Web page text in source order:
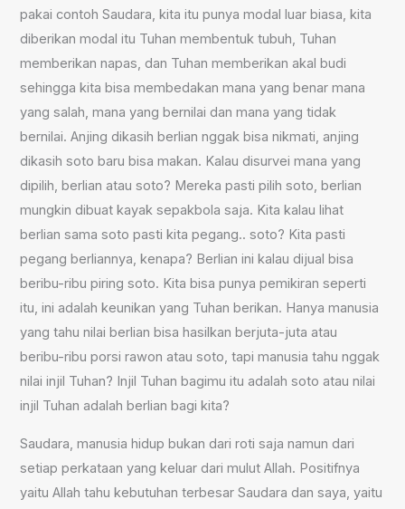
pakai contoh Saudara, kita itu punya modal luar biasa, kita
diberikan modal itu Tuhan membentuk tubuh, Tuhan
memberikan napas, dan Tuhan memberikan akal budi
sehingga kita bisa membedakan mana yang benar mana
yang salah, mana yang bernilai dan mana yang tidak
bernilai. Anjing dikasih berlian nggak bisa nikmati, anjing
dikasih soto baru bisa makan. Kalau disurvei mana yang
dipilih, berlian atau soto? Mereka pasti pilih soto, berlian
mungkin dibuat kayak sepakbola saja. Kita kalau lihat
berlian sama soto pasti kita pegang.. soto? Kita pasti
pegang berliannya, kenapa? Berlian ini kalau dijual bisa
beribu-ribu piring soto. Kita bisa punya pemikiran seperti
itu, ini adalah keunikan yang Tuhan berikan. Hanya manusia
yang tahu nilai berlian bisa hasilkan berjuta-juta atau
beribu-ribu porsi rawon atau soto, tapi manusia tahu nggak
nilai injil Tuhan? Injil Tuhan bagimu itu adalah soto atau nilai
injil Tuhan adalah berlian bagi kita?
Saudara, manusia hidup bukan dari roti saja namun dari
setiap perkataan yang keluar dari mulut Allah. Positifnya
yaitu Allah tahu kebutuhan terbesar Saudara dan saya, yaitu